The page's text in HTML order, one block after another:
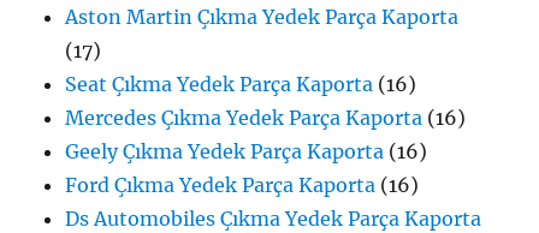
Aston Martin Çıkma Yedek Parça Kaporta
(17)
Seat Çıkma Yedek Parça Kaporta (16)
Mercedes Çıkma Yedek Parça Kaporta (16)
Geely Çıkma Yedek Parça Kaporta (16)
Ford Çıkma Yedek Parça Kaporta (16)
Ds Automobiles Çıkma Yedek Parça Kaporta